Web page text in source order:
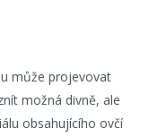
může projevovat
možná divně, ale
obsahujícího ovčí